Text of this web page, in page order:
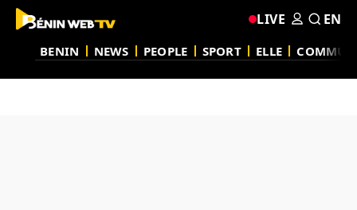
BENIN NEWS PEOPLE SPORT ELLE
LIVE EN